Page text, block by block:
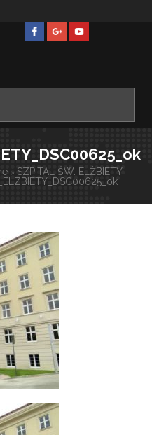
> SZPITAL ŚW. ELŻBIETY